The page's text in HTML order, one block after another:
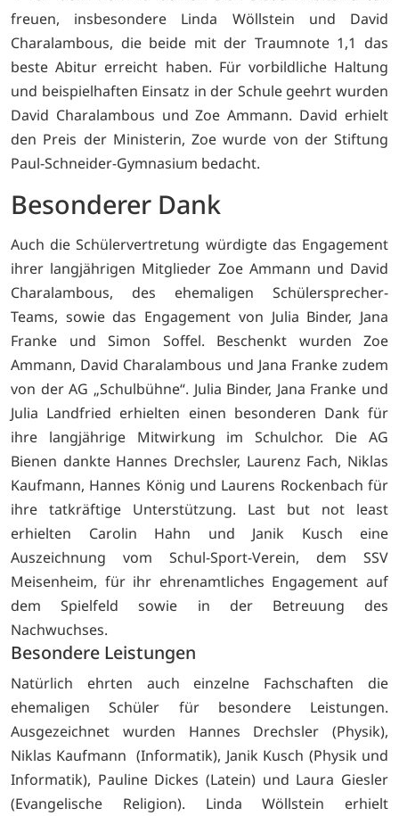
freuen, insbesondere Linda Wöllstein und David
Charalambous, die beide mit der Traumnote 1,1 das
beste Abitur erreicht haben. Für vorbildliche Haltung
und beispielhaften Einsatz in der Schule geehrt wurden
David Charalambous und Zoe Ammann. David erhielt
den Preis der Ministerin, Zoe wurde von der Stiftung
Paul-Schneider-Gymnasium bedacht.
Besonderer Dank
Auch die Schülervertretung würdigte das Engagement
ihrer langjährigen Mitglieder Zoe Ammann und David
Charalambous, des ehemaligen Schülersprecher-
Teams, sowie das Engagement von Julia Binder, Jana
Franke und Simon Soffel. Beschenkt wurden Zoe
Ammann, David Charalambous und Jana Franke zudem
von der AG „Schulbühne“. Julia Binder, Jana Franke und
Julia Landfried erhielten einen besonderen Dank für
ihre langjährige Mitwirkung im Schulchor. Die AG
Bienen dankte Hannes Drechsler, Laurenz Fach, Niklas
Kaufmann, Hannes König und Laurens Rockenbach für
ihre tatkräftige Unterstützung. Last but not least
erhielten Carolin Hahn und Janik Kusch eine
Auszeichnung vom Schul-Sport-Verein, dem SSV
Meisenheim, für ihr ehrenamtliches Engagement auf
dem Spielfeld sowie in der Betreuung des
Nachwuchses.
Besondere Leistungen
Natürlich ehrten auch einzelne Fachschaften die
ehemaligen Schüler für besondere Leistungen.
Ausgezeichnet wurden Hannes Drechsler (Physik),
Niklas Kaufmann (Informatik), Janik Kusch (Physik und
Informatik), Pauline Dickes (Latein) und Laura Giesler
(Evangelische Religion). Linda Wöllstein erhielt